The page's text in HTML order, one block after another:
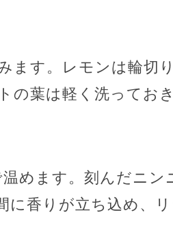
ます。レモンは輪切
の葉は軽く洗っておき
めます。刻んだニン
に香りが立ち込め、